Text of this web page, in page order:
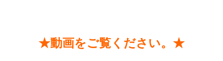
★動画をご覧ください。★